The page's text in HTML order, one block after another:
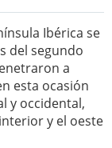
Ibérica se
del segundo
a
esta ocasión
y occidental,
y el oeste